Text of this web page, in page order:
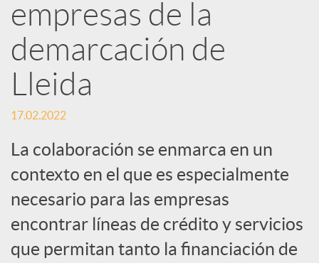
e
s
S
o
c
i
empresas de la
demarcación de
Lleida
17.02.2022
La colaboración se enmarca en un
contexto en el que es especialmente
necesario para las empresas
encontrar líneas de crédito y servicios
que permitan tanto la financiación de